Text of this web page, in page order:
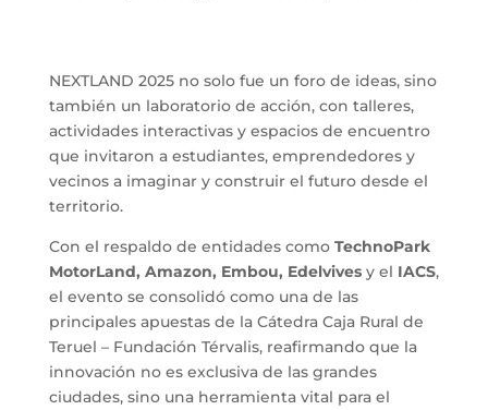
NEXTLAND 2025 no solo fue un foro de ideas, sino
también un laboratorio de acción, con talleres,
actividades interactivas y espacios de encuentro
que invitaron a estudiantes, emprendedores y
vecinos a imaginar y construir el futuro desde el
territorio.
Con el respaldo de entidades como TechnoPark
MotorLand, Amazon, Embou, Edelvives y el IACS,
el evento se consolidó como una de las
principales apuestas de la Cátedra Caja Rural de
Teruel – Fundación Térvalis, reafirmando que la
innovación no es exclusiva de las grandes
ciudades, sino una herramienta vital para el